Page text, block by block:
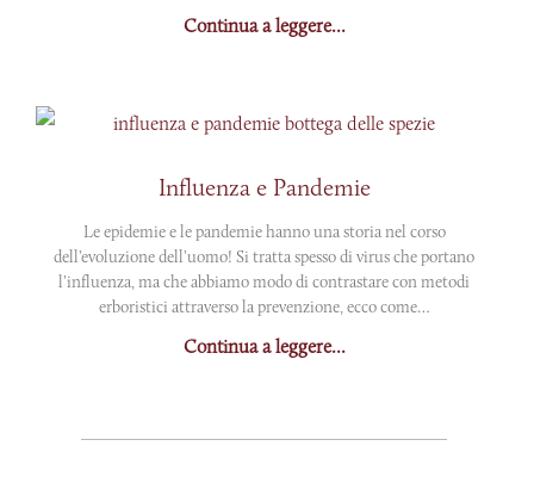
Continua a leggere...
Influenza e Pandemie
Le epidemie e le pandemie hanno una storia nel corso
dell’evoluzione dell’uomo! Si tratta spesso di virus che portano
l’influenza, ma che abbiamo modo di contrastare con metodi
erboristici attraverso la prevenzione, ecco come…
Continua a leggere...